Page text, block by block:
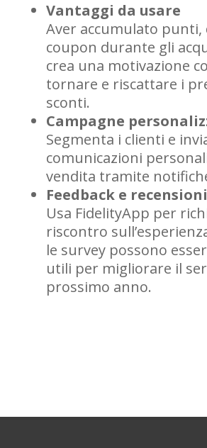
Vantaggi da usare
Aver accumulato punti,
coupon durante gli
crea una motivazione
tornare e riscattare i
sconti.
Campagne
Segmenta i clienti e
comunicazioni
vendita tramite
Feedback e recensioni
Usa FidelityApp per
riscontro
le survey possono
utili per migliorare il
prossimo anno.